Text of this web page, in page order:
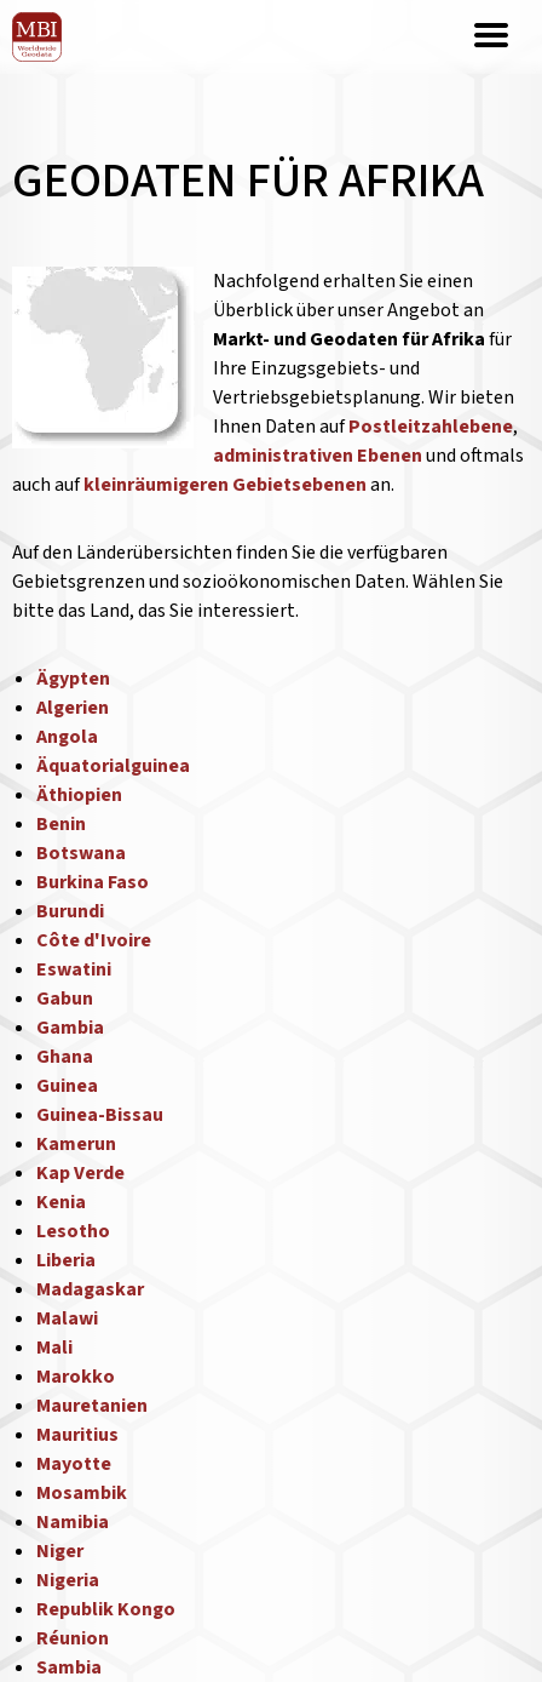
GEODATEN FÜR AFRIKA
Nachfolgend erhalten Sie einen
Überblick über unser Angebot an
Markt- und Geodaten für Afrikafür
Ihre Einzugsgebiets- und
Vertriebsgebietsplanung. Wir bieten
Ihnen Daten aufPostleitzahlebene,
administrativen Ebenenund oftmals
auch aufkleinräumigeren Gebietsebenenan.
Auf den Länderübersichten finden Sie die verfügbaren
Gebietsgrenzen und sozioökonomischen Daten. Wählen Sie
bitte das Land, das Sie interessiert.
Ägypten
Algerien
Angola
Äquatorialguinea
Äthiopien
Benin
Botswana
Burkina Faso
Burundi
Côte d'Ivoire
Eswatini
Gabun
Gambia
Ghana
Guinea
Guinea-Bissau
Kamerun
Kap Verde
Kenia
Lesotho
Liberia
Madagaskar
Malawi
Mali
Marokko
Mauretanien
Mauritius
Mayotte
Mosambik
Namibia
Niger
Nigeria
Republik Kongo
Réunion
Sambia